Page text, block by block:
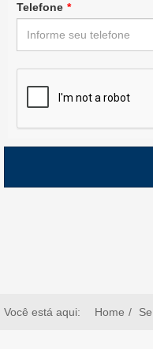
Telefone *
Você está aqui: Home